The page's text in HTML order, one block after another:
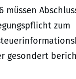
müssen
zum
gesondert